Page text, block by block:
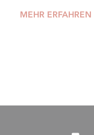
MEHR ERFAHREN